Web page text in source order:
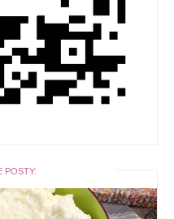
POSTY: